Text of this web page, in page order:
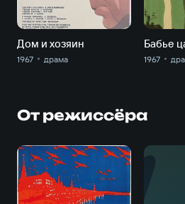
Дом и хозяин
1967 драма
Бабье
1967
От режиссёра